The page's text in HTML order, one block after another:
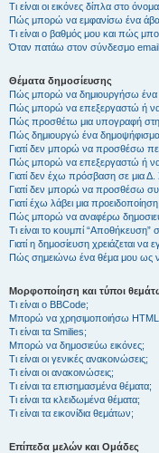
Τι είναι οι εικόνες δίπλα στο
Πώς μπορώ να εμφανίσω ένα
Τι είναι ο βαθμός μου και πώς
Όταν πατάω στον σύνδεσμο email
Θέματα δημοσίευσης
Πώς μπορώ να δημιουργήσω ένα
Πώς μπορώ να επεξεργαστώ ή να
Πώς προσθέτω μια υπογραφή
Πώς δημιουργώ ένα
Γιατί δεν μπορώ να προσθέσω
Πώς μπορώ να επεξεργαστώ ή
Γιατί δεν έχω πρόσβαση σε μια Δ.
Γιατί δεν μπορώ να προσθέσω
Γιατί έχω λάβει μια προειδοποίηση;
Πώς μπορώ να αναφέρω
Τι είναι το κουμπί “Αποθήκευση”
Γιατί η δημοσίευση χρειάζεται να
Πώς σημειώνω ένα θέμα μου ως
Μορφοποίηση και τύποι
Τι είναι ο BBCode;
Μπορώ να χρησιμοποιήσω
Τι είναι τα Smilies;
Μπορώ να δημοσιεύω εικόνες;
Τι είναι οι γενικές ανακοινώσεις;
Τι είναι οι ανακοινώσεις;
Τι είναι τα επισημασμένα θέματα;
Τι είναι τα κλειδωμένα θέματα;
Τι είναι τα εικονίδια θεμάτων;
Επίπεδα μελών και Ομάδες